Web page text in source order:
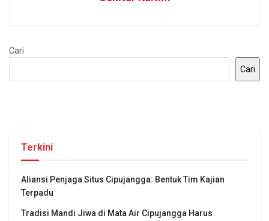
Cari
Cari
Terkini
Aliansi Penjaga Situs Cipujangga: Bentuk Tim Kajian
Terpadu
Tradisi Mandi Jiwa di Mata Air Cipujangga Harus